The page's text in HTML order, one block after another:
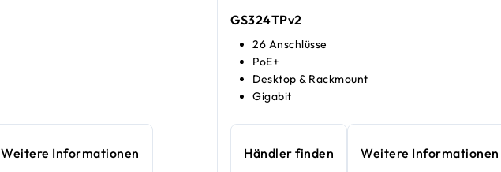
Weitere Informationen
GS324TPv2
26 Anschlüsse
PoE+
Desktop & Rackmount
Gigabit
Händler finden Weitere Informationen